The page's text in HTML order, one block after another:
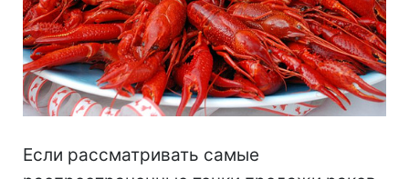
Если рассматривать самые